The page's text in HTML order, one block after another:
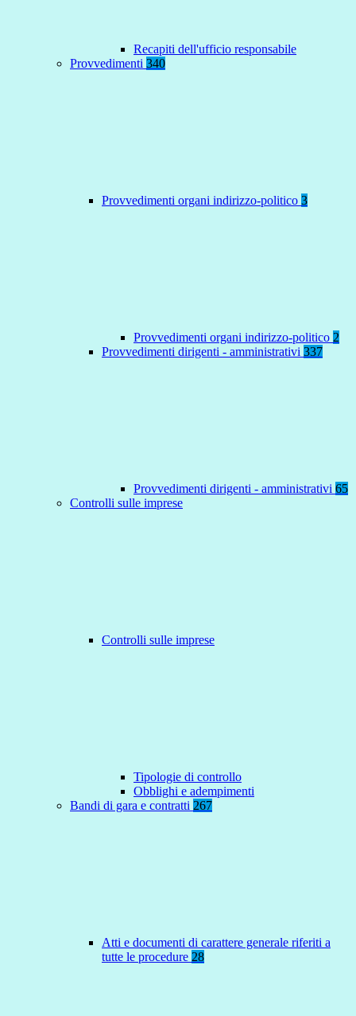
Recapiti dell'ufficio responsabile
Provvedimenti 340
Provvedimenti organi indirizzo-politico 3
Provvedimenti organi indirizzo-politico 2
Provvedimenti dirigenti - amministrativi 337
Provvedimenti dirigenti - amministrativi 65
Controlli sulle imprese
Controlli sulle imprese
Tipologie di controllo
Obblighi e adempimenti
Bandi di gara e contratti 267
Atti e documenti di carattere generale riferiti a
tutte le procedure 28